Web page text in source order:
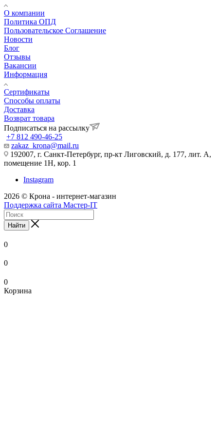
О компании
Политика ОПД
Пользовательское Соглашение
Новости
Блог
Отзывы
Вакансии
Информация
Сертификаты
Способы оплаты
Доставка
Возврат товара
Подписаться на рассылку
+7 812 490-46-25
zakaz_krona@mail.ru
192007, г. Санкт-Петербург, пр-кт Лиговский, д. 177, лит. А,
помещение 1Н, кор. 1
Instagram
2026 © Крона - интернет-магазин
Поддержка сайта Мастер-IT
Найти
0
0
0
Корзина